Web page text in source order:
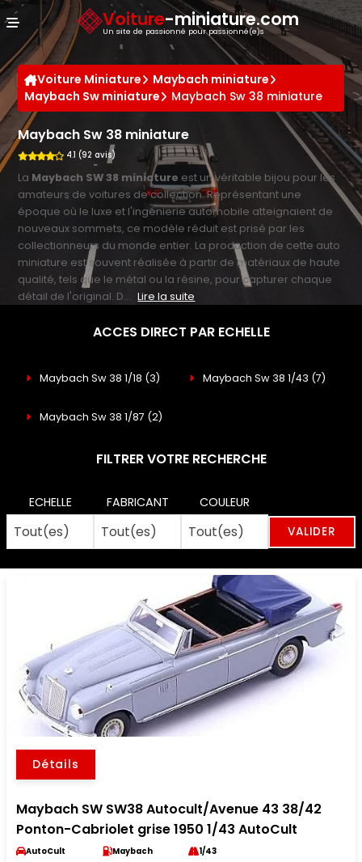
Voiture-miniature.com
Un site de passionné pour passionné(e)s
Voiture Miniature
Maybach miniature
Maybach Sw miniature
Maybach Sw 38 miniature
Maybach Sw 38 miniature
4.1 (92 avis)
La Maybach SW 38 miniature est un véritable bijou pour les
amateurs de voitures de collection. Représentant une
époque où le luxe et l'ingénierie automobile atteignaient de
nouveaux sommets, ce modèle réduit est prisé par les
collectionneurs du monde entier. La production de cette auto
miniature est souvent réalisée à partir de matériaux de haute
qualité, tels que le métal ou la résine, pour capturer chaque
détail de l'original. D... Lire la suite
ACCES DIRECT PAR ECHELLE
Maybach Sw 38 1/18 (3) Maybach Sw 38 1/43 (7)
Maybach Sw 38 1/87 (2)
FILTRER VOTRE RECHERCHE
ECHELLE FABRICANT COULEUR
Détails
Maybach SW SW38 Autocult/Avenue 43 38/42
Ponton-Cabriolet grise 1950 1/43 AutoCult
AutoCult Maybach 1/43
Panneau de gestion des cookies